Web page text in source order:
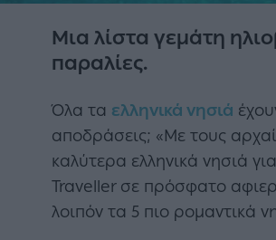
Μια λίστα γεμάτη
παραλίες.
Όλα τα ελληνικά νησιά
αποδράσεις; «Με τους
καλύτερα ελληνικά νησιά
Traveller σε πρόσφατο
λοιπόν τα 5 πιο ρομαντικά